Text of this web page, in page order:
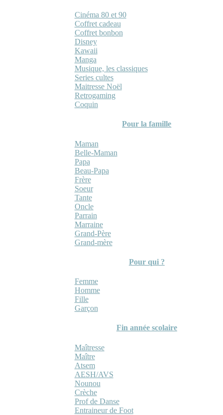
Cinéma 80 et 90
Coffret cadeau
Coffret bonbon
Disney
Kawaii
Manga
Musique, les classiques
Series cultes
Maitresse Noël
Retrogaming
Coquin
Pour la famille
Maman
Belle-Maman
Papa
Beau-Papa
Frère
Soeur
Tante
Oncle
Parrain
Marraine
Grand-Père
Grand-mère
Pour qui ?
Femme
Homme
Fille
Garçon
Fin année scolaire
Maîtresse
Maître
Atsem
AESH/AVS
Nounou
Crèche
Prof de Danse
Entraineur de Foot